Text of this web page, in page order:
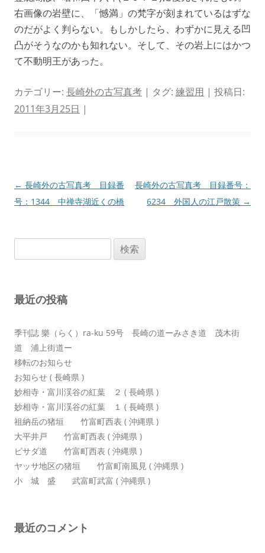
右画像の岩壁に、「憾満」の梵字が刻まれているはずな
のだがよく判らない。もしかしたら、わずかに見える凹
凸がそうなのかも知れない。そして、その岩上にはかつ
て不動明王があった。
カテゴリー: 長崎外の古写真考 | タグ: 練習用 | 投稿日:
2011年3月25日 |
投
稿
ョ
← 長崎外の古写真考 目録番
号：1344 中禅寺湖近くの橋
長崎外の古写真考 目録番号：
6234 外国人の江戸散策 →
索:
最近の投稿
季刊誌 樂（らく）ra-ku 59号 長崎の道ーみさき道 茂木街
道 浦上街道ー
移転のお知らせ
お知らせ ( 長崎県 )
妙相寺・富川渓谷の紅葉 ２ ( 長崎県 )
妙相寺・富川渓谷の紅葉 １ ( 長崎県 )
祖納岳の猪垣 竹富町西表 ( 沖縄県 )
大平井戸 竹富町西表 ( 沖縄県 )
ピサダ道 竹富町西表 ( 沖縄県 )
ヤッサ地区の猪垣 竹富町南風見 ( 沖縄県 )
小 城 盛 武富町武富 ( 沖縄県 )
最近のコメント